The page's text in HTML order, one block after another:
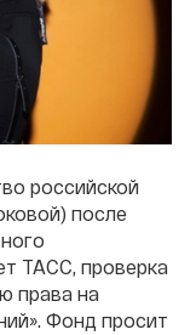
российской
после
ТАСС, проверка
права на
Фонд просит